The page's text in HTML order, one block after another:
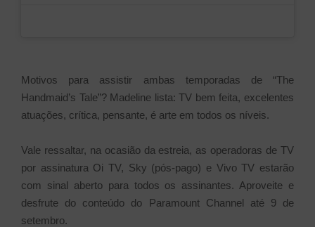
Motivos para assistir ambas temporadas de “The
Handmaid’s Tale”? Madeline lista: TV bem feita, excelentes
atuações, crítica, pensante, é arte em todos os níveis.
Vale ressaltar, na ocasião da estreia, as operadoras de TV
por assinatura Oi TV, Sky (pós-pago) e Vivo TV estarão
com sinal aberto para todos os assinantes. Aproveite e
desfrute do conteúdo do Paramount Channel até 9 de
setembro.